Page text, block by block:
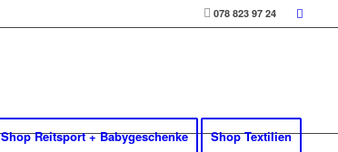
078 823 97 24
Shop Reitsport + Babygeschenke Shop Textilien